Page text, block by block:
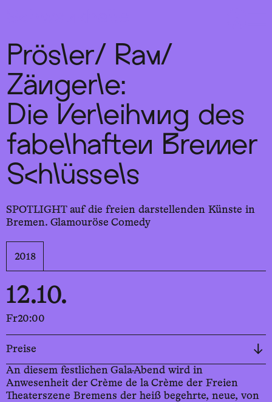
Prösler/ Rau/
Zängerle:
Die Verleihung des
fabelhaften Bremer
Schlüssels
SPOTLIGHT auf die freien darstellenden Künste in
Bremen. Glamouröse Comedy
2018
12.10.
Fr20:00
Preise
An diesem festlichen Gala-Abend wird in
Anwesenheit der Crème de la Crème der Freien
Theaterszene Bremens der heiß begehrte, neue, von